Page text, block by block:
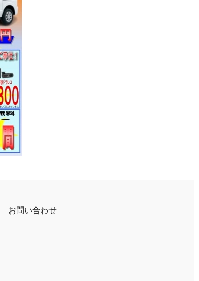
お問い合わせ